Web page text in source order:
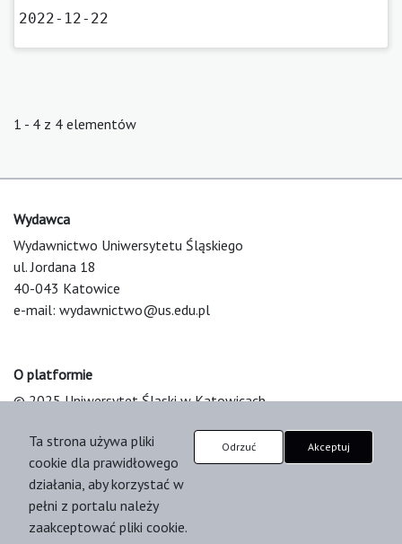
2022-12-22
1 - 4 z 4 elementów
Wydawca
Wydawnictwo Uniwersytetu Śląskiego
ul. Jordana 18
40-043 Katowice
e-mail: wydawnictwo@us.edu.pl
O platformie
© 2025 Uniwersytet Śląski w Katowicach
Platform & Workflow by OJS/PKP
Ta strona używa pliki
cookie dla prawidłowego
działania, aby korzystać w
pełni z portalu należy
zaakceptować pliki cookie.
Odrzuć Akceptuj